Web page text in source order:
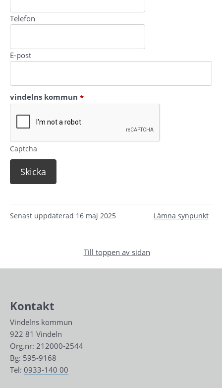
Telefon
E-post
vindelns kommun *(obligatorisk)
Captcha
Senast uppdaterad 16 maj 2025 Lämna synpunkt
Till toppen av sidan
Kontakt
Vindelns kommun
922 81 Vindeln
Org.nr: 212000-2544
Bg: 595-9168
Tel: 0933-140 00